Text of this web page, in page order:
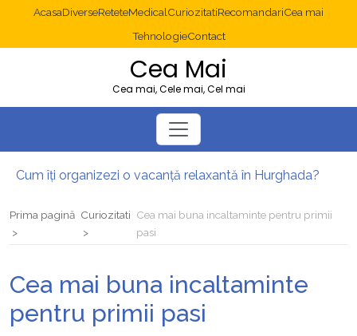
AcasaDiverseReteteMedicalCuriozitatiRecomandariCea mai
TehnologieContact
Cea Mai
Cea mai, Cele mai, Cel mai
Cum îți organizezi o vacanță relaxantă în Hurghada?
Multisite WordPress și Mastodon: cum gestionezi mai multe site-uri
Prima pagină Curiozitati Cea mai buna incaltaminte pentru primii
pasi
Cea mai buna incaltaminte
pentru primii pasi